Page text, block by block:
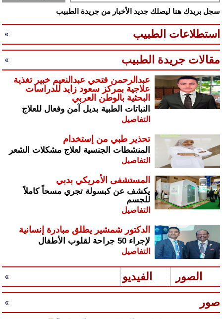
سجل بريدك هنا ليصلك جديد الأخبار من جريدة الطبيب
استطلاعات الطبيب
مقالات جريدة الطبيب
عبدالرحمن فتحي عبدالنعيم خبير تغذية
علاجية بمركز سعود زايد للدراسات
البحثية بالوطن العربي
النباتات الطبية بديل آمن وفعال للعلاج
التفاصيل
تحذير طبي من إستخدام
المنشطات الجنسية لعلاج مشكلات الشعر
التفاصيل
المستشفى الأمريكي بدبي
يكشف عن كبسولة تجري مسحاً كاملاً
للجسم
التفاصيل
الدكتور شمشير يطلق مبادرة إنسانية
لإجراء 50 جراحة لقلوب الأطفال
التفاصيل
الصور الفيديو
صور